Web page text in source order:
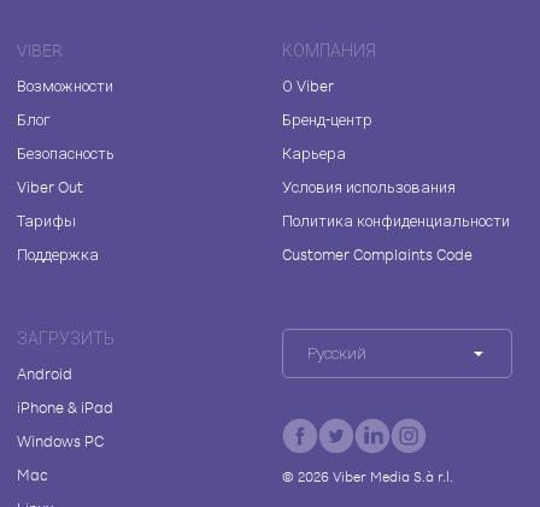
VIBER
Возможности
Блог
Безопасность
Viber Out
Тарифы
Поддержка
КОМПАНИЯ
О Viber
Бренд-центр
Карьера
Условия использования
Политика конфиденциальности
Customer Complaints Code
ЗАГРУЗИТЬ
Android
iPhone & iPad
Windows PC
Mac
Русский
© 2026Viber Media S.à r.l.